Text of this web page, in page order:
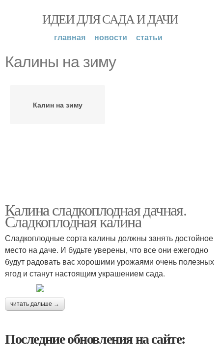
ИДЕИ ДЛЯ САДА И ДАЧИ
главная новости статьи
Калины на зиму
Калин на зиму
Калина сладкоплодная дачная.
Сладкоплодная калина
Сладкоплодные сорта калины должны занять достойное
место на даче. И будьте уверены, что все они ежегодно
будут радовать вас хорошими урожаями очень полезных
ягод и станут настоящим украшением сада.
читать дальше →
Последние обновления на сайте: